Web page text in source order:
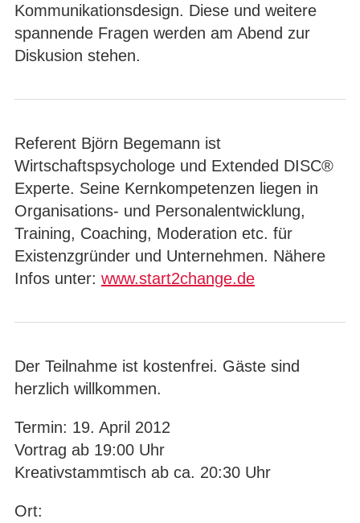
Kommunikationsdesign. Diese und weitere
spannende Fragen werden am Abend zur
Diskusion stehen.
Referent Björn Begemann ist
Wirtschaftspsychologe und Extended DISC®
Experte. Seine Kernkompetenzen liegen in
Organisations- und Personalentwicklung,
Training, Coaching, Moderation etc. für
Existenzgründer und Unternehmen. Nähere
Infos unter: www.start2change.de
Der Teilnahme ist kostenfrei. Gäste sind
herzlich willkommen.
Termin: 19. April 2012
Vortrag ab 19:00 Uhr
Kreativstammtisch ab ca. 20:30 Uhr
Ort: